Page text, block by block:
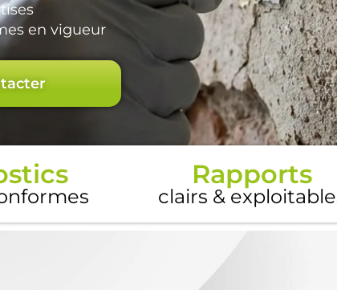
en vigueur
Rapports
clairs &